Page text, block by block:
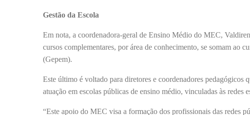
Gestão da Escola
Em nota, a coordenadora-geral de Ensino Médio do MEC,
cursos complementares, por área de conhecimento, se somam ao
(Gepem).
Este último é voltado para diretores e coordenadores pedagógicos
atuação em escolas públicas de ensino médio, vinculadas às redes
“Este apoio do MEC visa a formação dos profissionais das redes